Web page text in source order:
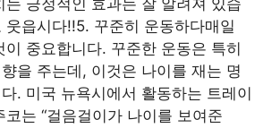
는 긍정적인 효과는 잘 알려져 있습
웃읍시다!!5. 꾸준히 운동하다매일
이 중요합니다. 꾸준한 운동은 특히
을 주는데, 이것은 나이를 재는 명
. 미국 뉴욕시에서 활동하는 트레이
코는 “걸음걸이가 나이를 보여준